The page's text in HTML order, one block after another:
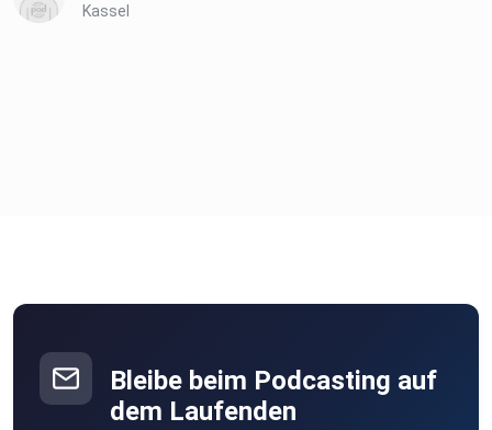
Kassel
Bleibe beim Podcasting auf
dem Laufenden